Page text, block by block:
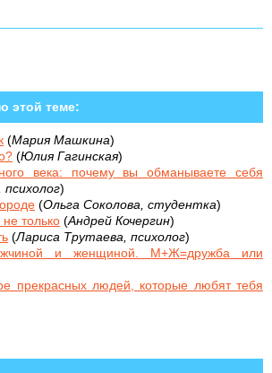
этой теме:
(Мария Машкина)
(Юлия Гагинская)
века: почему вы обманываете себя
)
(Ольга Соколова, студентка)
только (Андрей Кочергин)
(Лариса Трутаева, психолог)
и женщиной. М+Ж=дружба или
прекрасных людей, которые любят тебя